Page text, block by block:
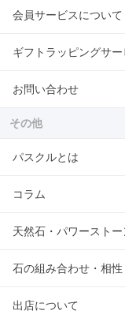
会員サービスについて
ギフトラッピングサー
お問い合わせ
その他
パスクルとは
コラム
天然石・パワースト
石の組み合わせ・相性
出店について